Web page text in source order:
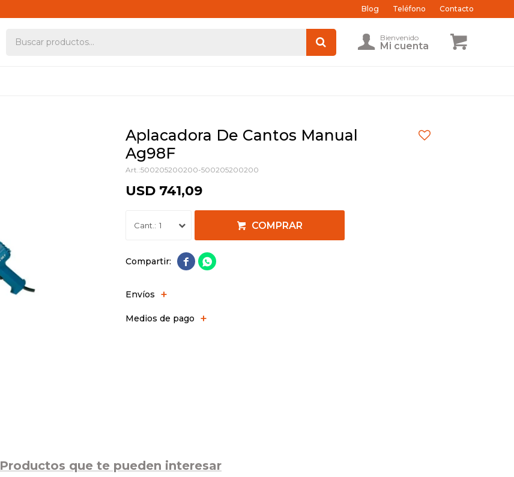
Blog Teléfono Contacto
Aplacadora De Cantos Manual
Ag98F
500205200200-500205200200
USD 741,09
1 COMPRAR
 
Envíos
Medios de pago
Productos que te pueden interesar